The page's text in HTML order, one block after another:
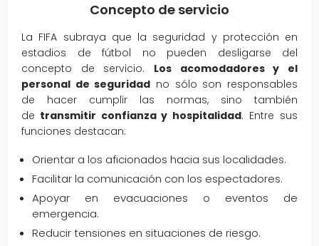
Concepto de servicio
La FIFA subraya que la seguridad y protección en
estadios de fútbol no pueden desligarse del
concepto de servicio. Los acomodadores y el
personal de seguridad no sólo son responsables
de hacer cumplir las normas, sino también
de transmitir confianza y hospitalidad. Entre sus
funciones destacan:
Orientar a los aficionados hacia sus localidades.
Facilitar la comunicación con los espectadores.
Apoyar en evacuaciones o eventos de
emergencia.
Reducir tensiones en situaciones de riesgo.